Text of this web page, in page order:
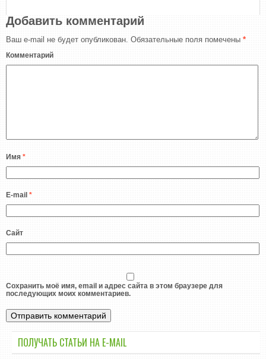
Добавить комментарий
Ваш e-mail не будет опубликован. Обязательные поля помечены *
Комментарий
Имя *
E-mail *
Сайт
Сохранить моё имя, email и адрес сайта в этом браузере для
последующих моих комментариев.
ПОЛУЧАТЬ СТАТЬИ НА E-MАIL